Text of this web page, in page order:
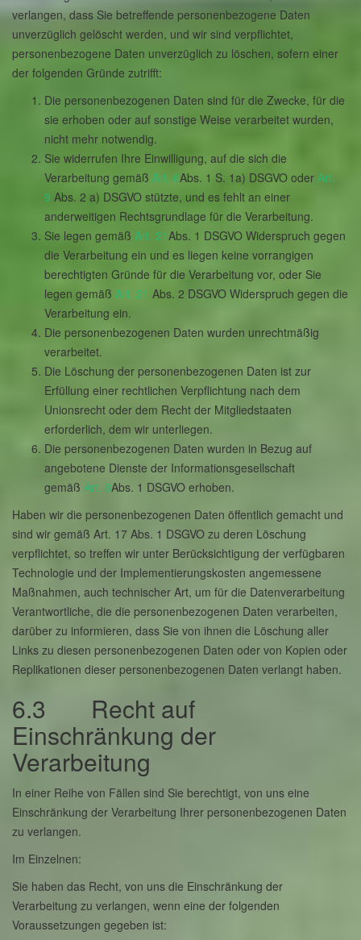
verlangen, dass Sie betreffende personenbezogene Daten
unverzüglich gelöscht werden, und wir sind verpflichtet,
personenbezogene Daten unverzüglich zu löschen, sofern einer
der folgenden Gründe zutrifft:
Die personenbezogenen Daten sind für die Zwecke, für die
sie erhoben oder auf sonstige Weise verarbeitet wurden,
nicht mehr notwendig.
Sie widerrufen Ihre Einwilligung, auf die sich die
Verarbeitung gemäß Art. 6Abs. 1 S. 1a) DSGVO oder Art.
9 Abs. 2 a) DSGVO stützte, und es fehlt an einer
anderweitigen Rechtsgrundlage für die Verarbeitung.
Sie legen gemäß Art. 21Abs. 1 DSGVO Widerspruch gegen
die Verarbeitung ein und es liegen keine vorrangigen
berechtigten Gründe für die Verarbeitung vor, oder Sie
legen gemäß Art. 21 Abs. 2 DSGVO Widerspruch gegen die
Verarbeitung ein.
Die personenbezogenen Daten wurden unrechtmäßig
verarbeitet.
Die Löschung der personenbezogenen Daten ist zur
Erfüllung einer rechtlichen Verpflichtung nach dem
Unionsrecht oder dem Recht der Mitgliedstaaten
erforderlich, dem wir unterliegen.
Die personenbezogenen Daten wurden in Bezug auf
angebotene Dienste der Informationsgesellschaft
gemäß Art. 8Abs. 1 DSGVO erhoben.
Haben wir die personenbezogenen Daten öffentlich gemacht und
sind wir gemäß Art. 17 Abs. 1 DSGVO zu deren Löschung
verpflichtet, so treffen wir unter Berücksichtigung der verfügbaren
Technologie und der Implementierungskosten angemessene
Maßnahmen, auch technischer Art, um für die Datenverarbeitung
Verantwortliche, die die personenbezogenen Daten verarbeiten,
darüber zu informieren, dass Sie von ihnen die Löschung aller
Links zu diesen personenbezogenen Daten oder von Kopien oder
Replikationen dieser personenbezogenen Daten verlangt haben.
6.3 Recht auf
Einschränkung der
Verarbeitung
In einer Reihe von Fällen sind Sie berechtigt, von uns eine
Einschränkung der Verarbeitung Ihrer personenbezogenen Daten
zu verlangen.
Im Einzelnen:
Sie haben das Recht, von uns die Einschränkung der
Verarbeitung zu verlangen, wenn eine der folgenden
Voraussetzungen gegeben ist: